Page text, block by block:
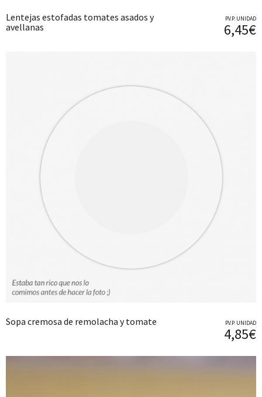
Lentejas estofadas tomates asados y
avellanas
P.V.P. UNIDAD
6,45€
Sopa cremosa de remolacha y tomate P.V.P. UNIDAD
4,85€